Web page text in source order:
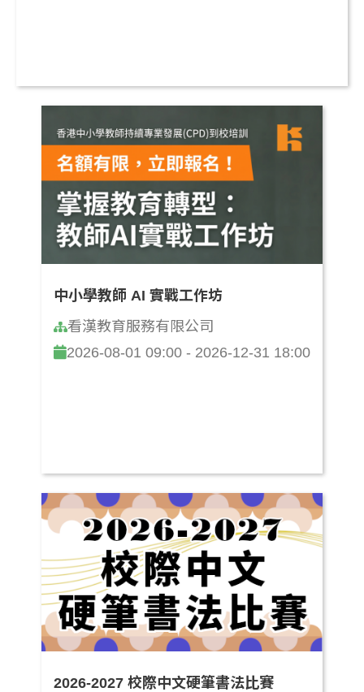
中小學教師 AI 實戰工作坊
看漢教育服務有限公司
2026-08-01 09:00 - 2026-12-31 18:00
2026-2027 校際中文硬筆書法比賽